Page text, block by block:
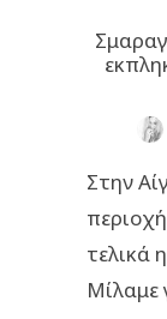
Στην
τελικά
Μίλαμε